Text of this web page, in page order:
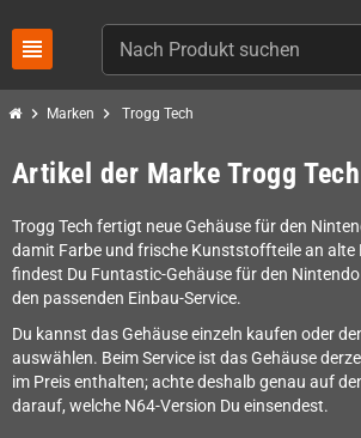
view_headline
chevron_right Marken chevron_right Trogg Tech
Artikel der Marke Trogg Tech
Trogg Tech fertigt neue Gehäuse für den
damit Farbe und frische Kunststoffteile an alte
findest Du Funtastic-Gehäuse für den
den passenden Einbau-Service.
Du kannst das Gehäuse einzeln kaufen oder
auswählen. Beim Service ist das Gehäuse
im Preis enthalten; achte deshalb genau auf
darauf, welche N64-Version Du einsendest.